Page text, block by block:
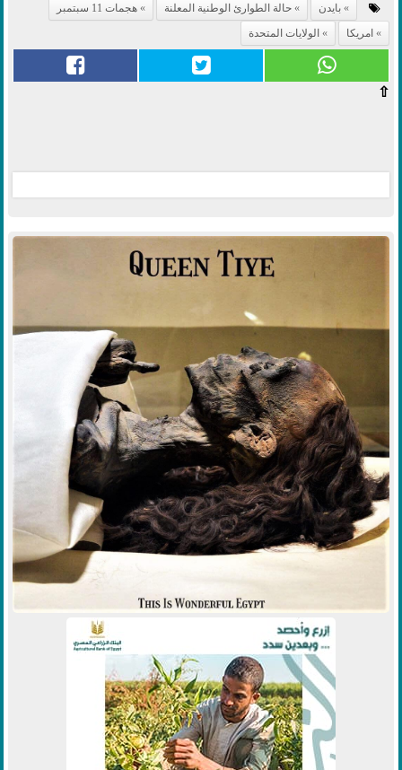
بايدن حالة الطوارئ الوطنية المعلنة
هجمات 11 سبتمبر
امريكا
الولايات المتحدة
⇧